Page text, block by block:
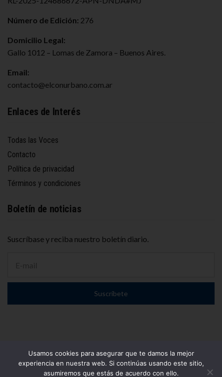
Número de Edición: 276
Domicilio Legal:
Gallo 1012 – Lomas de Zamora – Buenos Aires.
Email:
contacto@elconurbano.com.ar
Enlaces de Interés
Todas las Voces
Contacto
Política de privacidad
Términos y condiciones
Boletín de noticias
Suscríbase y reciba nuestro boletín diario.
e
c
Suscríbete
© 2025El Conurbano– Propiedad de WOLF PUBLICIDAD S.A.
Todos los derechos reservados.
Usamos cookies para asegurar que te damos la mejor
experiencia en nuestra web. Si continúas usando este sitio,
asumiremos que estás de acuerdo con ello.